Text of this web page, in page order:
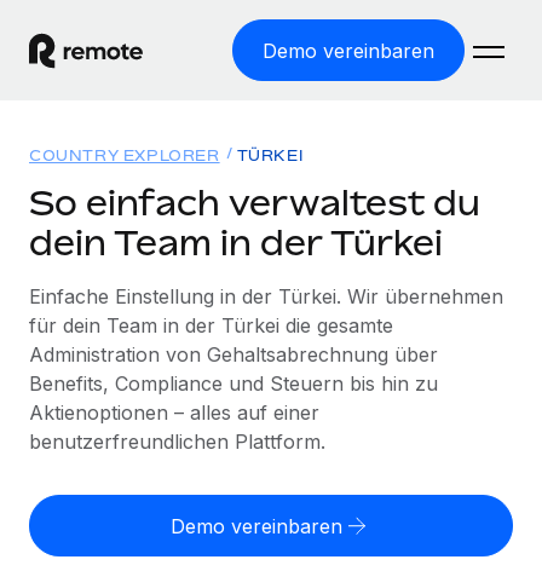
Demo vereinbaren
WELTWEITE BESCHÄFTIGUNG
Globale Payroll
Einfache, rechtssicher Payroll
Employer of Record
Weltweites Wachstum ohne Kosten für Niederlassungen
Contractor of Record
Contractor Management
Lösungen
WELTWEITE ABDECKUNG
Country Explorer
Länderspezifische Unterstützung bei der Einstellung
Explorer für US-Bundesstaaten
Einfache Einstellung in allen US-Bundesstaaten
Remote im Vergleich
Vergleiche mit unseren Mitbewerbern
Ressourcen
TOOLS UND RECHNER
Scheinselbstständigkeitsrisiko berechnen
Länderspezifische Einschätzung des
Länderspezifische Berechnung der
Preise
English
COUNTRY EXPLORER TÜRKEI
So einfach verwaltest du
dein Team in der Türkei
Einfache Einstellung in der Türkei. Wir übernehmen
für dein Team in der Türkei die gesamte
Administration von Gehaltsabrechnung über
Benefits, Compliance und Steuern bis hin zu
Aktienoptionen – alles auf einer
benutzerfreundlichen Plattform.
Demo vereinbaren